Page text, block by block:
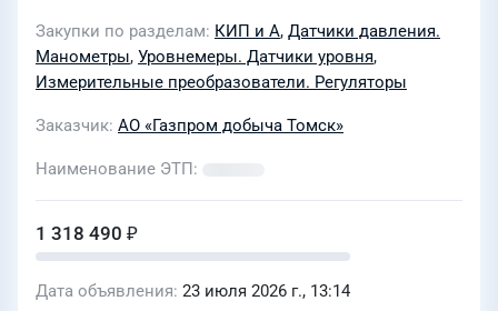
Закупки по разделам КИП и А, Датчики давления.
Манометры, Уровнемеры. Датчики уровня,
Измерительные преобразователи. Регуляторы
Заказчик АО «Газпром добыча Томск»
Наименование ЭТП
1 318 490 ₽
Дата объявления 23 июля 2026 г., 13:14